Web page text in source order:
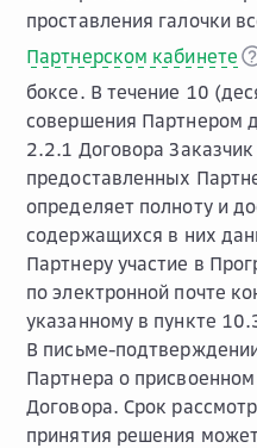
проставления галочки
Партнерском кабинете
боксе. В течение 10
совершения Партнером
2.2.1 Договора
предоставленных
определяет полноту и
содержащихся в них
Партнеру участие в
по электронной почте
указанному в пункте
В письме-
Партнера о
Договора. Срок
принятия решения